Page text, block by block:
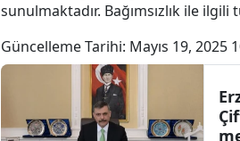
sunulmaktadır. Bağımsızlık ile ilgili
Güncelleme Tarihi: Mayıs 19, 2025